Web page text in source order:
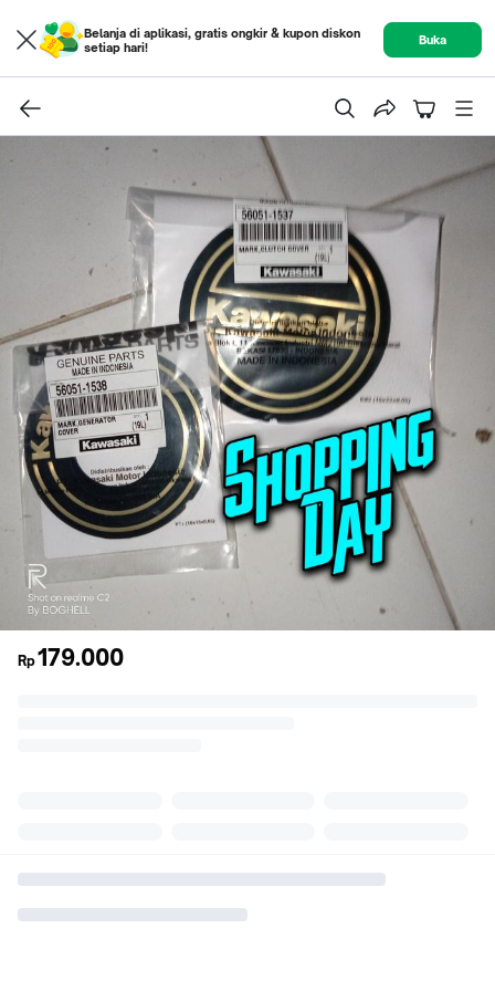
Belanja di aplikasi, gratis ongkir & kupon diskon
setiap hari!
Buka
Rp179.000